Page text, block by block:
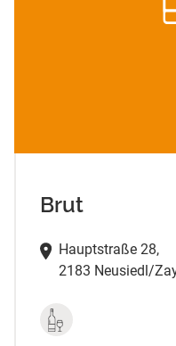
Brut
Hauptstraße 28,
2183 Neusiedl/